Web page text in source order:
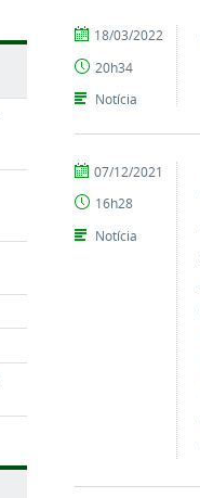
por
publicado
18/03/2022
20h34
Notícia
por
publicado
07/12/2021
16h28
Notícia